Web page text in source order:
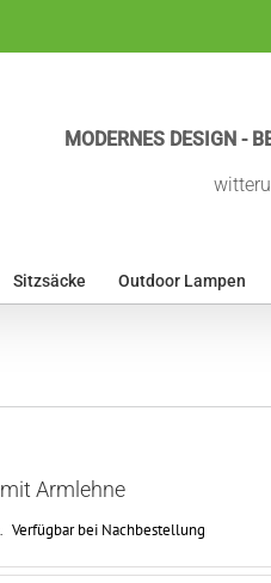
MODERNES DESIGN -
Sitzsäcke Outdoor Lampen
Armlehne
Verfügbar bei Nachbestellung